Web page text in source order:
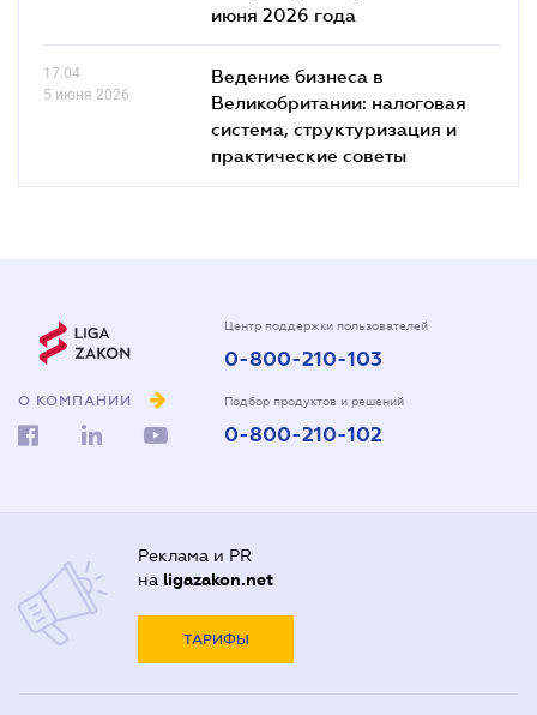
июня 2026 года
17.04
5 июня 2026
Ведение бизнеса в
Великобритании: налоговая
система, структуризация и
практические советы
О КОМПАНИИ
Центр поддержки пользователей
0-800-210-103
Подбор продуктов и решений
0-800-210-102
Реклама и PR
на ligazakon.net
ТАРИФЫ